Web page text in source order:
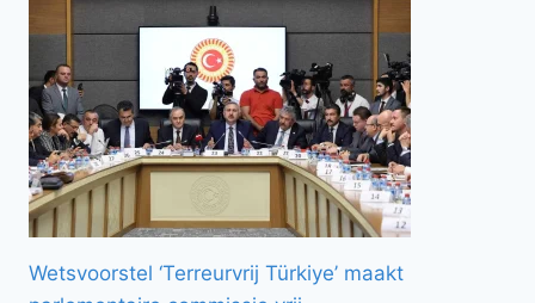
Wetsvoorstel ‘Terreurvrij Türkiye’ maakt